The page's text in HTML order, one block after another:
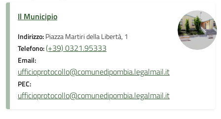
Il Municipio
Indirizzo:Piazza Martiri della Libertà, 1
Telefono:(+39) 0321.95333
Email:
ufficioprotocollo@comunedipombia.legalmail.it
PEC:
ufficioprotocollo@comunedipombia.legalmail.it